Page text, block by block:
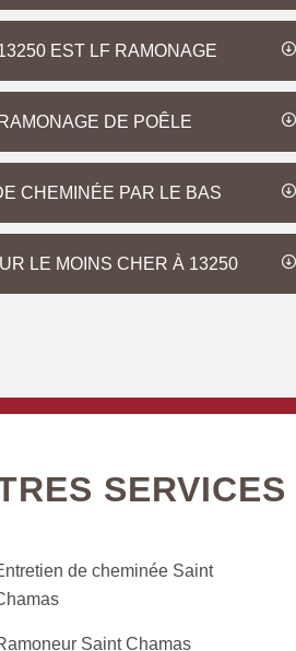
EST LF RAMONAGE
DE POÊLE
CHEMINÉE PAR LE BAS
LE MOINS CHER À 13250
SERVICES
de cheminée Saint
Saint Chamas